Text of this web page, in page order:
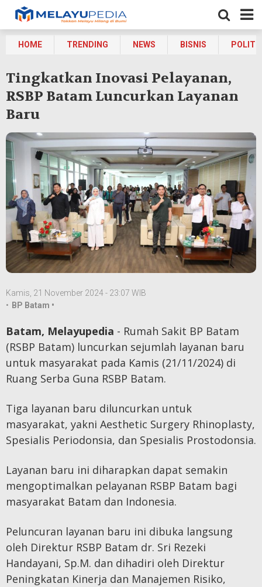
HOME TRENDING NEWS BISNIS
Tingkatkan Inovasi Pelayanan,
RSBP Batam Luncurkan Layanan
Baru
Kamis, 21 November 2024 - 23:07 WIB
• BP Batam •
Batam, Melayupedia - Rumah Sakit BP Batam
(RSBP Batam) luncurkan sejumlah layanan baru
untuk masyarakat pada Kamis (21/11/2024) di
Ruang Serba Guna RSBP Batam.
Tiga layanan baru diluncurkan untuk
masyarakat, yakni Aesthetic Surgery Rhinoplasty,
Spesialis Periodonsia, dan Spesialis Prostodonsia.
Layanan baru ini diharapkan dapat semakin
mengoptimalkan pelayanan RSBP Batam bagi
masyarakat Batam dan Indonesia.
Peluncuran layanan baru ini dibuka langsung
oleh Direktur RSBP Batam dr. Sri Rezeki
Handayani, Sp.M. dan dihadiri oleh Direktur
Peningkatan Kinerja dan Manajemen Risiko,